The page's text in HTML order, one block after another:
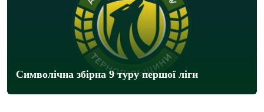
Символічна збірна 9 туру першої ліги